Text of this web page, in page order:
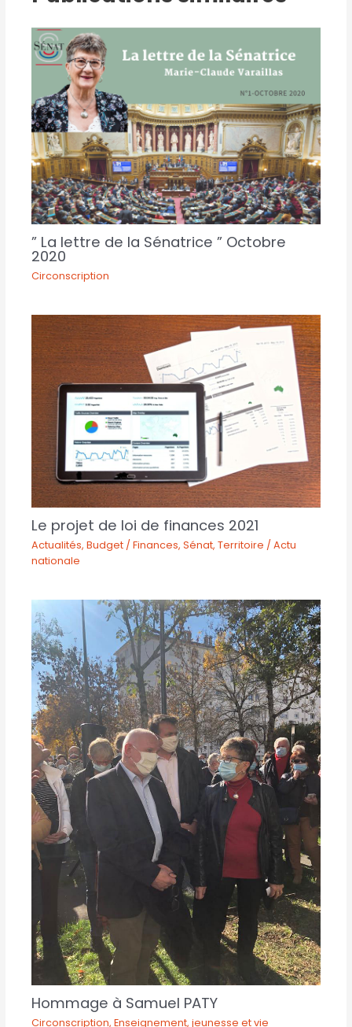
” La lettre de la Sénatrice ” Octobre
2020
Circonscription
Le projet de loi de finances 2021
Actualités,Budget / Finances,Sénat,Territoire / Actu
nationale
Hommage à Samuel PATY
Circonscription,Enseignement, jeunesse et vie